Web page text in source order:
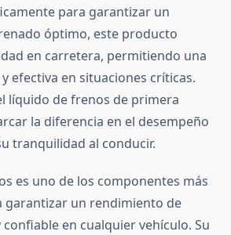
para garantizar un
óptimo, este producto
en carretera, permitiendo una
efectiva en situaciones críticas.
líquido de frenos de primera
la diferencia en el desempeño
tranquilidad al conducir.
es uno de los componentes más
garantizar un rendimiento de
en cualquier vehículo. Su